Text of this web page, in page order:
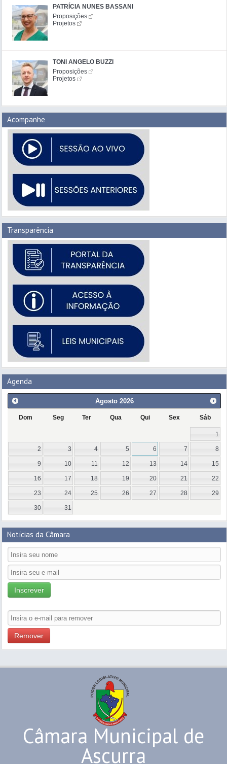
PATRÍCIA NUNES BASSANI
Proposições
Projetos
TONI ANGELO BUZZI
Proposições
Projetos
Acompanhe
Transparência
Agenda
Agosto 2026
Dom Seg Ter Qua Qui Sex Sáb
1
2 3 4 5 6 7 8
9 10 11 12 13 14 15
16 17 18 19 20 21 22
23 24 25 26 27 28 29
30 31
Notícias da Câmara
Inscrever
Remover
Câmara Municipal de
Ascurra